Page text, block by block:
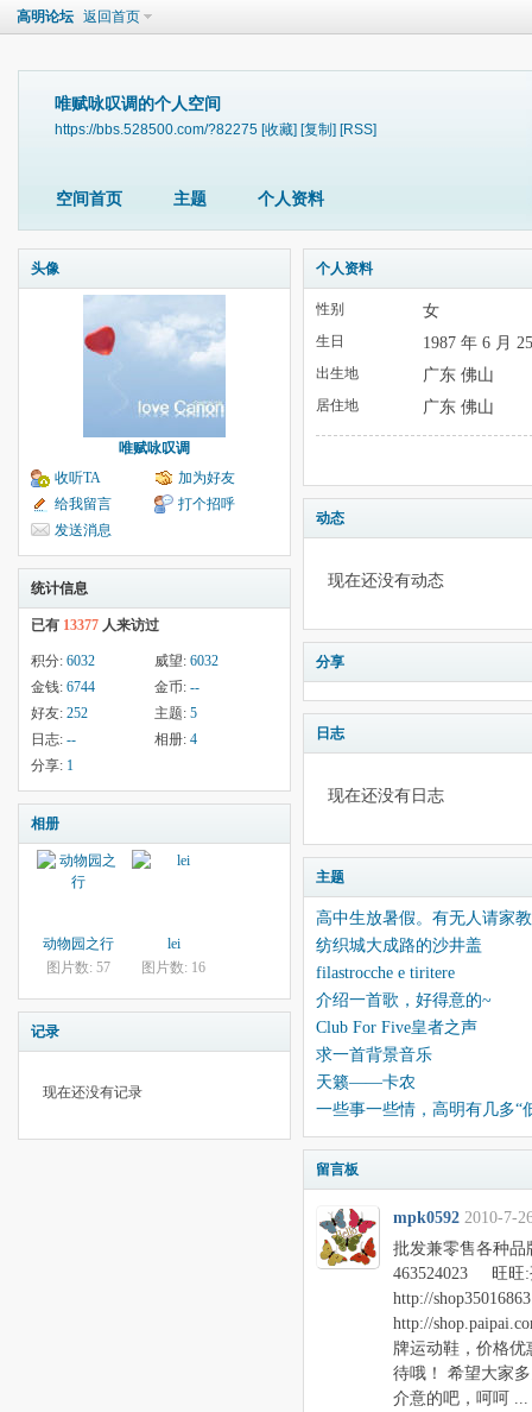
高明论坛 返回首页
唯赋咏叹调的个人空间
https://bbs.528500.com/?82275 [收藏] [复制] [RSS]
空间首页 主题 个人资料
头像
唯赋咏叹调
收听TA
加为好友
给我留言
打个招呼
发送消息
统计信息
已有 13377 人来访过
积分: 6032 威望: 6032
金钱: 6744 金币: --
好友: 252 主题: 5
日志: -- 相册: 4
分享: 1
相册
动物园之行
图片数: 57
lei
图片数: 16
记录
现在还没有记录
个人资料
性别 女
生日 1987 年 6 月
出生地 广东 佛山
居住地 广东 佛山
动态
现在还没有动态
分享
日志
现在还没有日志
主题
高中生放暑假。有无人请家
纺织城大成路的沙井盖
filastrocche e tiritere
介绍一首歌，好得意的~
Club For Five皇者之声
求一首背景音乐
天籁——卡农
一些事一些情，高明有几多“
留言板
mpk0592 2010-7-
批发兼零售各种品
463524023 旺旺:
http://
http://
牌运动鞋，价格
待哦！ 希望大家
介意的吧，呵呵 ...